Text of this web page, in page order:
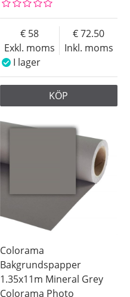
Exkl. moms
58
Inkl. moms
72.50
I lager
KÖP
Colorama
Bakgrundspapper
1.35x11m Mineral Grey
Colorama Photo